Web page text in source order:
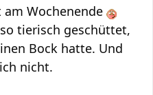
Wochenende
tierisch geschüttet,
Bock hatte. Und
nicht.